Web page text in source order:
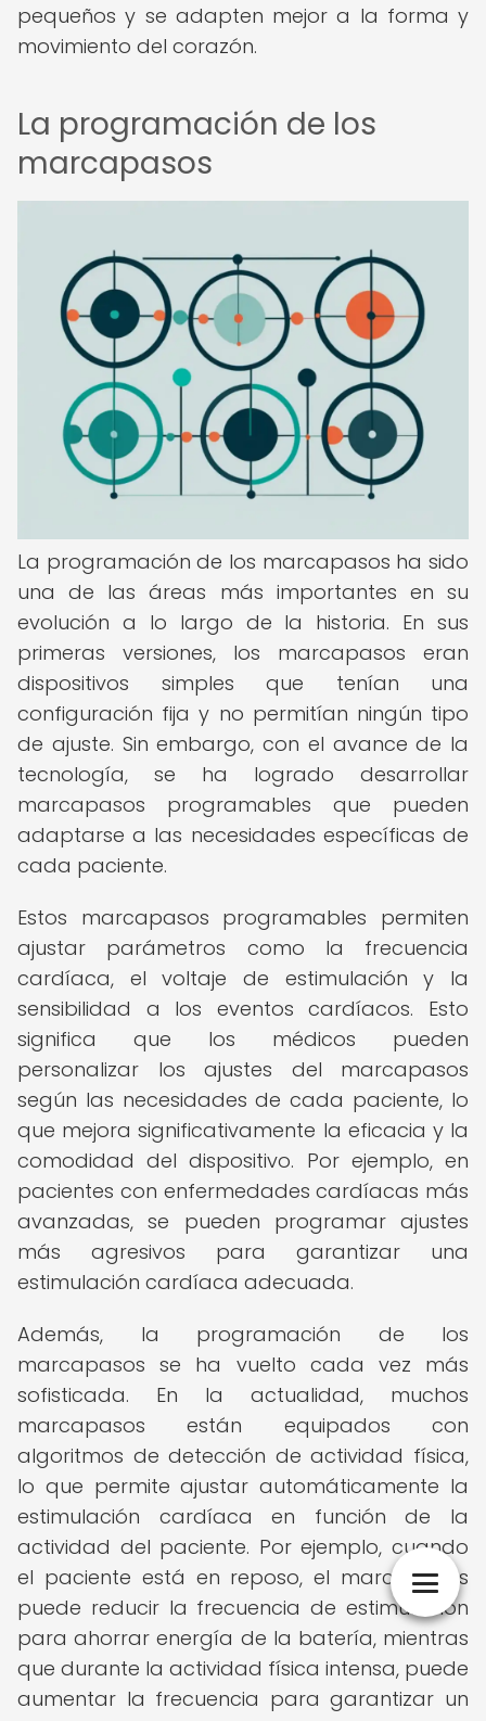
pequeños y se adapten mejor a la forma y
movimiento del corazón.
La programación de los
marcapasos
La programación de los marcapasos ha sido
una de las áreas más importantes en su
evolución a lo largo de la historia. En sus
primeras versiones, los marcapasos eran
dispositivos simples que tenían una
configuración fija y no permitían ningún tipo
de ajuste. Sin embargo, con el avance de la
tecnología, se ha logrado desarrollar
marcapasos programables que pueden
adaptarse a las necesidades específicas de
cada paciente.
Estos marcapasos programables permiten
ajustar parámetros como la frecuencia
cardíaca, el voltaje de estimulación y la
sensibilidad a los eventos cardíacos. Esto
significa que los médicos pueden
personalizar los ajustes del marcapasos
según las necesidades de cada paciente, lo
que mejora significativamente la eficacia y la
comodidad del dispositivo. Por ejemplo, en
pacientes con enfermedades cardíacas más
avanzadas, se pueden programar ajustes
más agresivos para garantizar una
estimulación cardíaca adecuada.
Además, la programación de los
marcapasos se ha vuelto cada vez más
sofisticada. En la actualidad, muchos
marcapasos están equipados con
algoritmos de detección de actividad física,
lo que permite ajustar automáticamente la
estimulación cardíaca en función de la
actividad del paciente. Por ejemplo, cuando
el paciente está en reposo, el marcapasos
puede reducir la frecuencia de estimulación
para ahorrar energía de la batería, mientras
que durante la actividad física intensa, puede
aumentar la frecuencia para garantizar un